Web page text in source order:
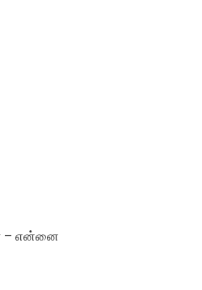
– என்னை